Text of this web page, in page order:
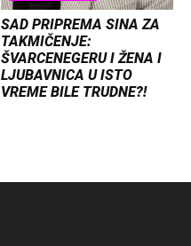
SAD PRIPREMA SINA ZA
TAKMIČENJE:
ŠVARCENEGERU I ŽENA I
LJUBAVNICA U ISTO
VREME BILE TRUDNE?!